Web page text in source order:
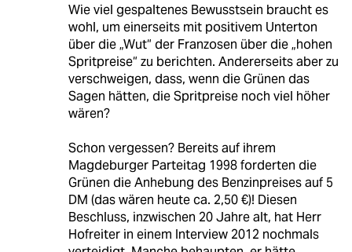
Wie viel gespaltenes Bewusstsein braucht es
wohl, um einerseits mit positivem Unterton
über die „Wut“ der Franzosen über die „hohen
Spritpreise“ zu berichten. Andererseits aber zu
verschweigen, dass, wenn die Grünen das
Sagen hätten, die Spritpreise noch viel höher
wären?
Schon vergessen? Bereits auf ihrem
Magdeburger Parteitag 1998 forderten die
Grünen die Anhebung des Benzinpreises auf 5
DM (das wären heute ca. 2,50 €)! Diesen
Beschluss, inzwischen 20 Jahre alt, hat Herr
Hofreiter in einem Interview 2012 nochmals